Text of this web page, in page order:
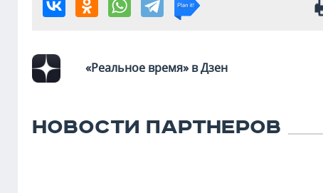
«Реальное время» в Дзен
НОВОСТИ ПАРТНЕРОВ